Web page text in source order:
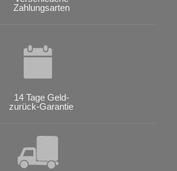
Zahlungsarten
14 Tage Geld-
zurück-Garantie